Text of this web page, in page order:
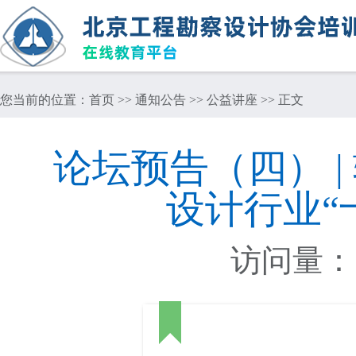
您当前的位置： 首页 >> 通知公告 >> 公益讲座 >> 正文
论坛预告（四）
设计行业“
访问量：